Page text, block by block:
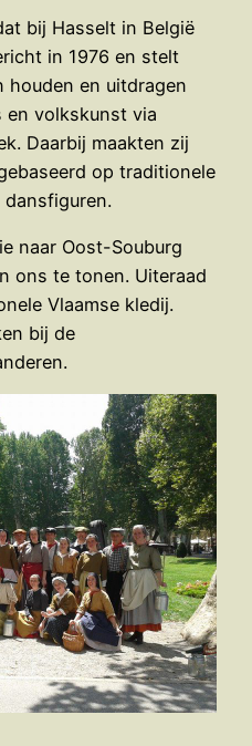
bij Hasselt in België
in 1976 en stelt
houden en uitdragen
en volkskunst via
Daarbij maakten zij
op traditionele
naar Oost-Souburg
ons te tonen. Uiteraad
Vlaamse kledij.
bij de